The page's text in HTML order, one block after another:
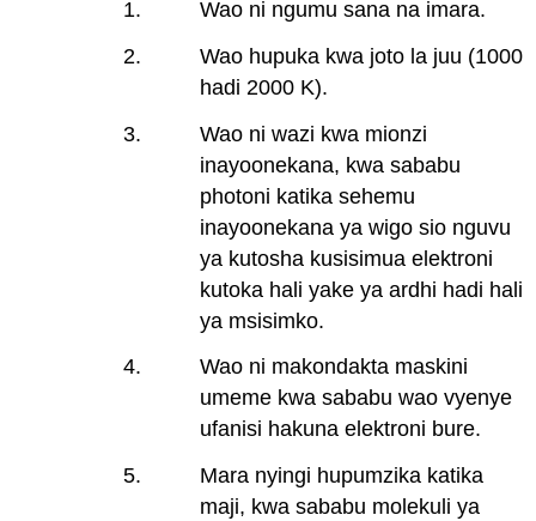
Wao ni ngumu sana na imara.
Wao hupuka kwa joto la juu (1000
hadi 2000 K).
Wao ni wazi kwa mionzi
inayoonekana, kwa sababu
photoni katika sehemu
inayoonekana ya wigo sio nguvu
ya kutosha kusisimua elektroni
kutoka hali yake ya ardhi hadi hali
ya msisimko.
Wao ni makondakta maskini
umeme kwa sababu wao vyenye
ufanisi hakuna elektroni bure.
Mara nyingi hupumzika katika
maji, kwa sababu molekuli ya